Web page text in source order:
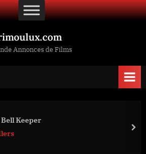
Annonces de Films
Keeper